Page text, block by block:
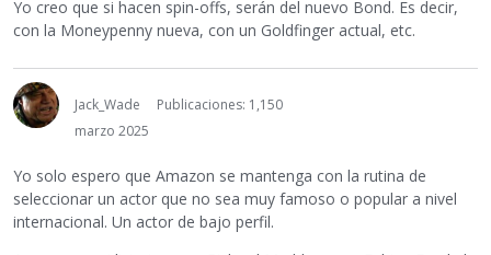
Yo creo que si hacen spin-offs, serán del nuevo Bond. Es decir,
con la Moneypenny nueva, con un Goldfinger actual, etc.
Jack_Wade
Publicaciones: 1,150
marzo 2025
Yo solo espero que Amazon se mantenga con la rutina de
seleccionar un actor que no sea muy famoso o popular a nivel
internacional. Un actor de bajo perfil.